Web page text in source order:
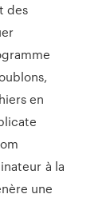
des
en
à la
une